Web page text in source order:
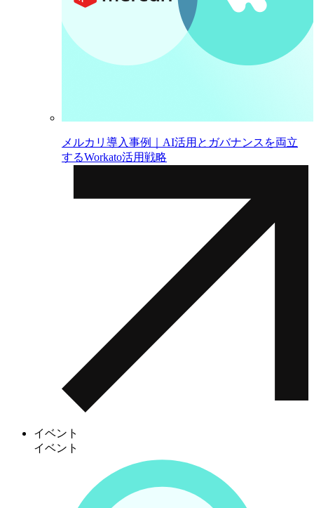
メルカリ導入事例｜AI活用とガバナンスを両立
するWorkato活用戦略
イベント
イベント